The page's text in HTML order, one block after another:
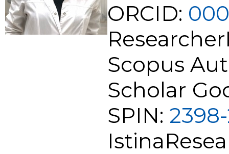
ORCID:
Scopus
Scholar
SPIN: